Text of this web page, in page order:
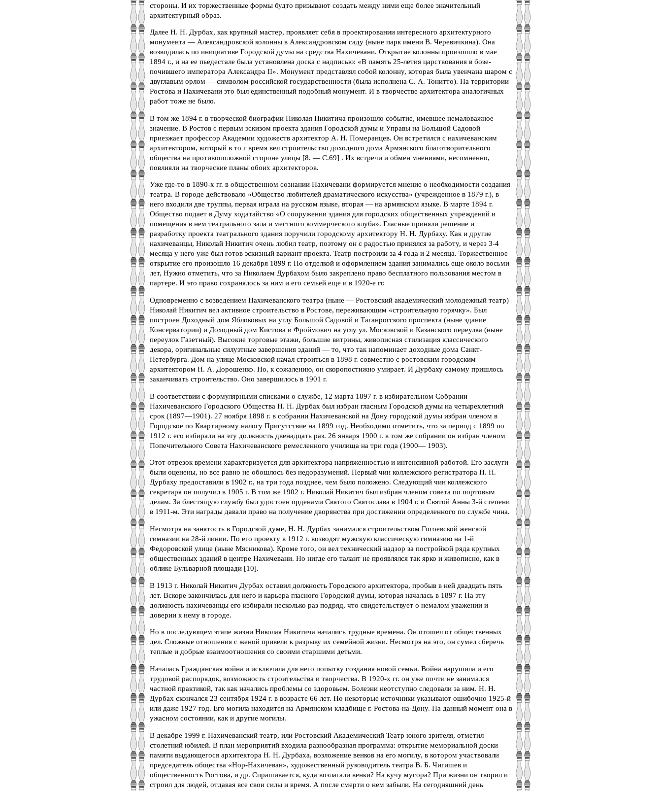
стороны. И их торжественные формы будто призывают создать между ними еще более значительный
архитектурный образ.
Далее Н. Н. Дурбах, как крупный мастер, проявляет себя в проектировании интересного архитектурного
монумента — Александровской колонны в Александровском саду (ныне парк имени В. Черевичкина). Она
возводилась по инициативе Городской думы на средства Нахичевани. Открытие колонны произошло в мае
1894 г., и на ее пьедестале была установлена доска с надписью: «В память 25-летия царствования в бозе-
почившего императора Александра II». Монумент представлял собой колонну, которая была увенчана шаром с
двуглавым орлом — символом российской государственности (была исполнена С. А. Тонитто). На территории
Ростова и Нахичевани это был единственный подобный монумент. И в творчестве архитектора аналогичных
работ тоже не было.
В том же 1894 г. в творческой биографии Николая Никитича произошло событие, имевшее немаловажное
значение. В Ростов с первым эскизом проекта здания Городской думы и Управы на Большой Садовой
приезжает профессор Академии художеств архитектор А. Н. Померанцев. Он встретился с нахичеванским
архитектором, который в то г время вел строительство доходного дома Армянского благотворительного
общества на противоположной стороне улицы [8. — С.69] . Их встречи и обмен мнениями, несомненно,
повлияли на творческие планы обоих архитекторов.
Уже где-то в 1890-х гг. в общественном сознании Нахичевани формируется мнение о необходимости создания
театра. В городе действовало «Общество любителей драматического искусства» (учрежденное в 1879 г.), в
него входили две труппы, первая играла на русском языке, вторая — на армянском языке. В марте 1894 г.
Общество подает в Думу ходатайство «О сооружении здания для городских общественных учреждений и
помещения в нем театрального зала и местного коммерческого клуба». Гласные приняли решение и
разработку проекта театрального здания поручили городскому архитектору Н. Н. Дурбаху. Как и другие
нахичеванцы, Николай Никитич очень любил театр, поэтому он с радостью принялся за работу, и через 3-4
месяца у него уже был готов эскизный вариант проекта. Театр построили за 4 года и 2 месяца. Торжественное
открытие его произошло 16 декабря 1899 г. Но отделкой и оформлением здания занимались еще около восьми
лет, Нужно отметить, что за Николаем Дурбахом было закреплено право бесплатного пользования местом в
партере. И это право сохранялось за ним и его семьей еще и в 1920-е гг.
Одновременно с возведением Нахичеванского театра (ныне — Ростовский академический молодежный театр)
Николай Никитич вел активное строительство в Ростове, переживающим «строительную горячку». Был
построен Доходный дом Яблоковых на углу Большой Садовой и Таганрогского проспекта (ныне здание
Консерватории) и Доходный дом Кистова и Фроймович на углу ул. Московской и Казанского переулка (ныне
переулок Газетный). Высокие торговые этажи, большие витрины, живописная стилизация классического
декора, оригинальные силуэтные завершения зданий — то, что так напоминает доходные дома Санкт-
Петербурга. Дом на улице Московской начал строиться в 1898 г. совместно с ростовским городским
архитектором Н. А. Дорошенко. Но, к сожалению, он скоропостижно умирает. И Дурбаху самому пришлось
заканчивать строительство. Оно завершилось в 1901 г.
В соответствии с формулярными списками о службе, 12 марта 1897 г. в избирательном Собрании
Нахичеванского Городского Общества Н. Н. Дурбах был избран гласным Городской думы на четырехлетний
срок (1897—1901). 27 ноября 1898 г. в собрании Нахичеванской на Дону городской думы избран членом в
Городское по Квартирному налогу Присутствие на 1899 год. Необходимо отметить, что за период с 1899 по
1912 г. его избирали на эту должность двенадцать раз. 26 января 1900 г. в том же собрании он избран членом
Попечительного Совета Нахичеванского ремесленного училища на три года (1900— 1903).
Этот отрезок времени характеризуется для архитектора напряженностью и интенсивной работой. Его заслуги
были оценены, но все равно не обошлось без недоразумений. Первый чин коллежского регистратора Н. Н.
Дурбаху предоставили в 1902 г., на три года позднее, чем было положено. Следующий чин коллежского
секретаря он получил в 1905 г. В том же 1902 г. Николай Никитич был избран членом совета по портовым
делам. За блестящую службу был удостоен орденами Святого Святослава в 1904 г. и Святой Анны 3-й степени
в 1911-м. Эти награды давали право на получение дворянства при достижении определенного по службе чина.
Несмотря на занятость в Городской думе, Н. Н. Дурбах занимался строительством Гогоевской женской
гимназии на 28-й линии. По его проекту в 1912 г. возводят мужскую классическую гимназию на 1-й
Федоровской улице (ныне Мясникова). Кроме того, он вел технический надзор за постройкой ряда крупных
общественных зданий в центре Нахичевани. Но нигде его талант не проявлялся так ярко и живописно, как в
облике Бульварной площади [10].
В 1913 г. Николай Никитич Дурбах оставил должность Городского архитектора, пробыв в ней двадцать пять
лет. Вскоре закончилась для него и карьера гласного Городской думы, которая началась в 1897 г. На эту
должность нахичеванцы его избирали несколько раз подряд, что свидетельствует о немалом уважении и
доверии к нему в городе.
Но в последующем этапе жизни Николая Никитича начались трудные времена. Он отошел от общественных
дел. Сложные отношения с женой привели к разрыву их семейной жизни. Несмотря на это, он сумел сберечь
теплые и добрые взаимоотношения со своими старшими детьми.
Началась Гражданская война и исключила для него попытку создания новой семьи. Война нарушила и его
трудовой распорядок, возможность строительства и творчества. В 1920-х гг. он уже почти не занимался
частной практикой, так как начались проблемы со здоровьем. Болезни неотступно следовали за ним. Н. Н.
Дурбах скончался 23 сентября 1924 г. в возрасте 66 лет. Но некоторые источники указывают ошибочно 1925-й
или даже 1927 год. Его могила находится на Армянском кладбище г. Ростова-на-Дону. На данный момент она в
ужасном состоянии, как и другие могилы.
В декабре 1999 г. Нахичеванский театр, или Ростовский Академический Театр юного зрителя, отметил
столетний юбилей. В план мероприятий входила разнообразная программа: открытие мемориальной доски
памяти выдающегося архитектора Н. Н. Дурбаха, возложение венков на его могилу, в котором участвовали
председатель общества «Нор-Нахичеван», художественный руководитель театра В. Б. Чигишев и
общественность Ростова, и др. Спрашивается, куда возлагали венки? На кучу мусора? При жизни он творил и
строил для людей, отдавая все свои силы и время. А после смерти о нем забыли. На сегодняшний день